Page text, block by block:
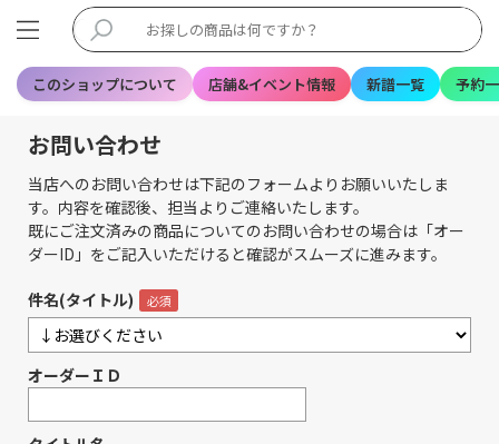
このショップについて 店舗&イベント情報 新譜一覧 予約
お問い合わせ
当店へのお問い合わせは下記のフォームよりお願いいたしま
す。内容を確認後、担当よりご連絡いたします。
既にご注文済みの商品についてのお問い合わせの場合は「オー
ダーID」をご記入いただけると確認がスムーズに進みます。
件名(タイトル)
オーダーＩＤ